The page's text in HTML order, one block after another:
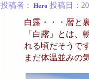
投稿者： Hero 投稿日：
白露・・・暦と
「白露」とは
れる頃だそうです
まだ体温並みの